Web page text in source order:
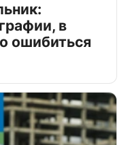
в
ошибиться